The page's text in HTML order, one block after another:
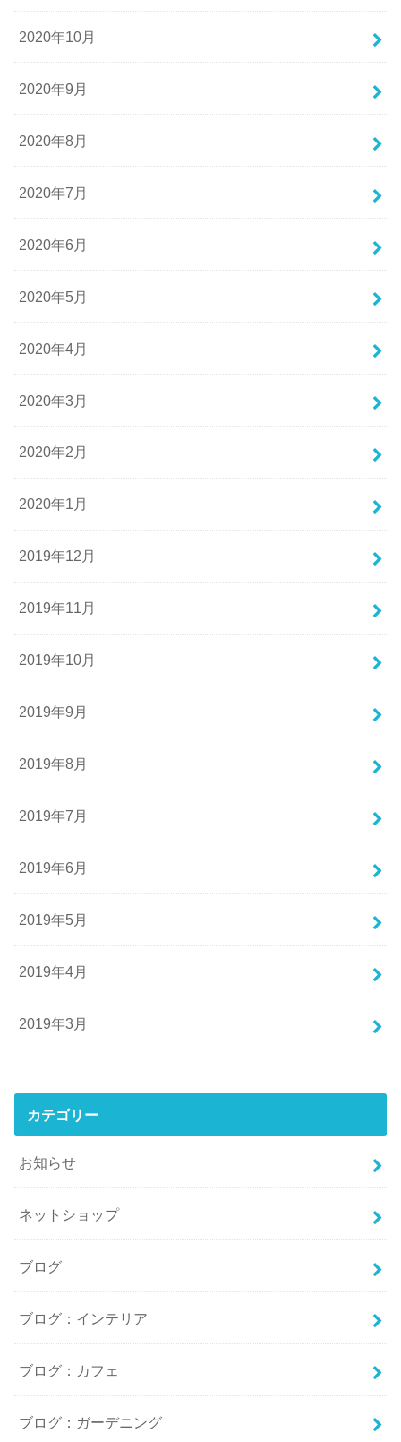
2020年10月
2020年9月
2020年8月
2020年7月
2020年6月
2020年5月
2020年4月
2020年3月
2020年2月
2020年1月
2019年12月
2019年11月
2019年10月
2019年9月
2019年8月
2019年7月
2019年6月
2019年5月
2019年4月
2019年3月
カテゴリー
お知らせ
ネットショップ
ブログ
ブログ：インテリア
ブログ：カフェ
ブログ：ガーデニング